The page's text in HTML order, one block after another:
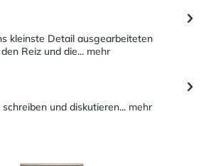
kleinste Detail ausgearbeiteten
Reiz und die... mehr
und diskutieren... mehr